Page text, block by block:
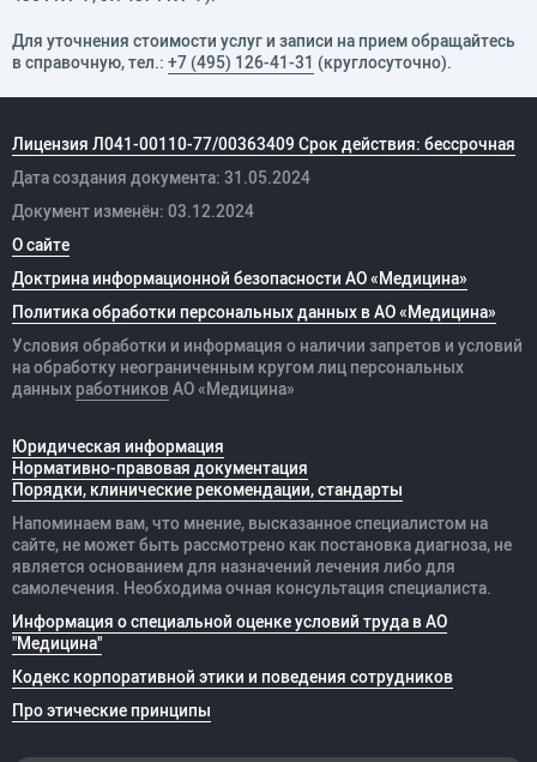
Для уточнения стоимости услуг и записи на прием обращайтесь
в справочную, тел.: +7 (495) 126-41-31 (круглосуточно).
Лицензия Л041-00110-77/00363409 Срок действия: бессрочная
Дата создания документа: 31.05.2024
Документ изменён: 03.12.2024
О сайте
Доктрина информационной безопасности АО «Медицина»
Политика обработки персональных данных в АО «Медицина»
Условия обработки и информация о наличии запретов и условий
на обработку неограниченным кругом лиц персональных
данных работников АО «Медицина»
Юридическая информация
Нормативно-правовая документация
Порядки, клинические рекомендации, стандарты
Напоминаем вам, что мнение, высказанное специалистом на
сайте, не может быть рассмотрено как постановка диагноза, не
является основанием для назначений лечения либо для
самолечения. Необходима очная консультация специалиста.
Информация о специальной оценке условий труда в АО
"Медицина"
Кодекс корпоративной этики и поведения сотрудников
Про этические принципы